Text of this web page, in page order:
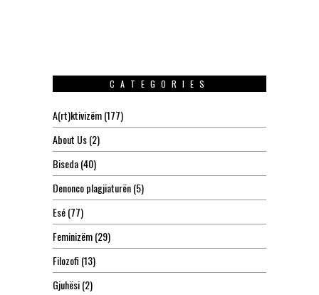
CATEGORIES
A(rt)ktivizëm(177)
About Us(2)
Biseda(40)
Denonco plagjiaturën(5)
Esé(77)
Feminizëm(29)
Filozofi (13)
Gjuhësi(2)